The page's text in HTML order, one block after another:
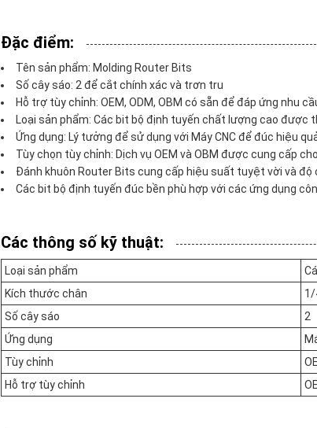
Đặc điểm:
Tên sản phẩm: Molding Router Bits
Số cây sáo: 2 để cắt chính xác và trơn tru
Hỗ trợ tùy chỉnh: OEM, ODM, OBM có sẵn để đáp ứng nhu
Loại sản phẩm: Các bit bộ định tuyến chất lượng cao được
Ứng dụng: Lý tưởng để sử dụng với Máy CNC để đúc hiệu
Tùy chọn tùy chỉnh: Dịch vụ OEM và OBM được cung cấp
Đánh khuôn Router Bits cung cấp hiệu suất tuyệt vời và độ
Các bit bộ định tuyến đúc bền phù hợp với các ứng dụng
Các thông số kỹ thuật:
Loại sản phẩm
Kích thước chân
1/
Số cây sáo
2
Ứng dụng
Tùy chỉnh
Hỗ trợ tùy chỉnh